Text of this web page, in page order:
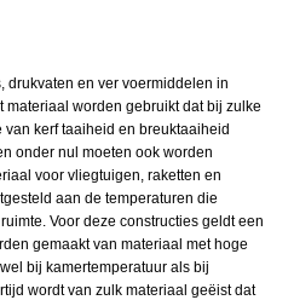
drukvaten en ver voermiddelen in
worden gebruikt dat bij zulke
kerf taaiheid en breuktaaiheid
onder nul moeten ook worden
voor vliegtuigen, raketten en
aan de temperaturen die
Voor deze constructies geldt een
gemaakt van materiaal met hoge
bij kamertemperatuur als bij
wordt van zulk materiaal geëist dat